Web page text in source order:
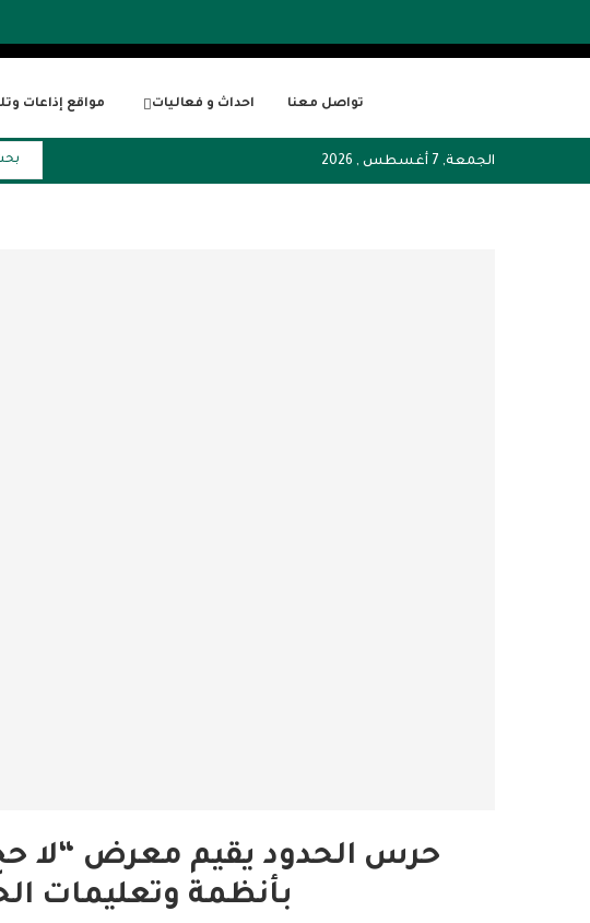
مواقع إذاعات احداث و فعاليات تواصل معنا
الجمعة, 7 أغسطس , 2026
حرس الحدود يقيم معرض “لا حج
بأنظمة وتعليمات